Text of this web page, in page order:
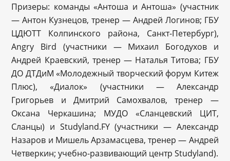
Призеры: команды «Антоша и Антоша» (участник
— Антон Кузнецов, тренер — Андрей Логинов; ГБУ
ЦДЮТТ Колпинского района, Санкт-Петербург),
Angry Bird (участники — Михаил Богодухов и
Андрей Краевский, тренер — Наталья Титова; ГБУ
ДО ДТДиМ «Молодежный творческий форум Китеж
Плюс), «Диалок» (участники — Александр
Григорьев и Дмитрий Самохвалов, тренер —
Оксана Черкашина; МУДО «Сланцевский ЦИТ,
Сланцы) и Studyland.FY (участники — Александр
Назаров и Мишель Арзамасцева, тренер — Андрей
Четверкин; учебно-развивающий центр Studyland).